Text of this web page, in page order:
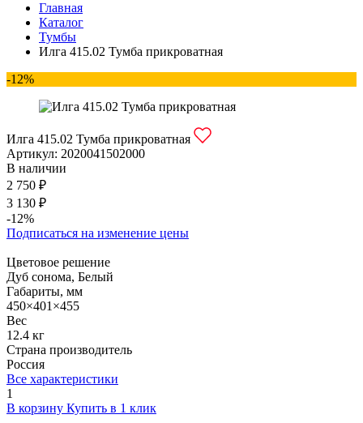
Главная
Каталог
Тумбы
Илга 415.02 Тумба прикроватная
-12%
Илга 415.02 Тумба прикроватная
Артикул: 2020041502000
В наличии
2 750 ₽
3 130 ₽
-12%
Подписаться на изменение цены
Цветовое решение
Дуб сонома, Белый
Габариты, мм
450×401×455
Вес
12.4 кг
Страна производитель
Россия
Все характеристики
1
В корзину Купить в 1 клик